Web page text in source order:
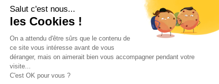
Verrières
Salut c'est nous...
les Cookies !
On a attendu d'être sûrs que le contenu de
ce site vous intéresse avant de vous
déranger, mais on aimerait bien vous accompagner pendant votre
visite...
C'est OK pour vous ?